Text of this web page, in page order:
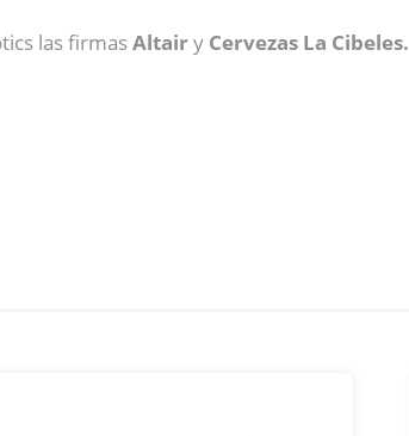
las firmasAltairy Cervezas La Cibeles.